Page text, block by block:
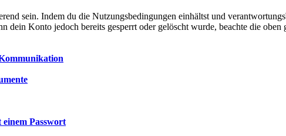
sein. Indem du die Nutzungsbedingungen einhältst und
Konto jedoch bereits gesperrt oder gelöscht wurde, beachte die
Passwort